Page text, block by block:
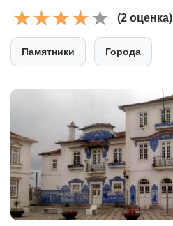
(2 оценка)
Памятники Города